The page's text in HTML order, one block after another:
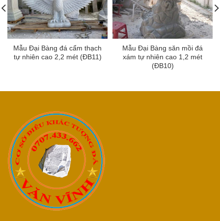
Mẫu Đại Bàng đá cẩm thạch
tự nhiên cao 2,2 mét (ĐB11)
Mẫu Đại Bàng săn mồi đá
xám tự nhiên cao 1,2 mét
(ĐB10)